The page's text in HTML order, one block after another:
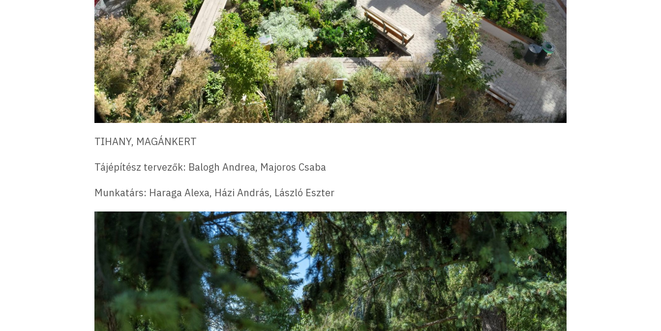
TIHANY, MAGÁNKERT
Tájépítész tervezők: Balogh Andrea, Majoros Csaba
Munkatárs: Haraga Alexa, Házi András, László Eszter